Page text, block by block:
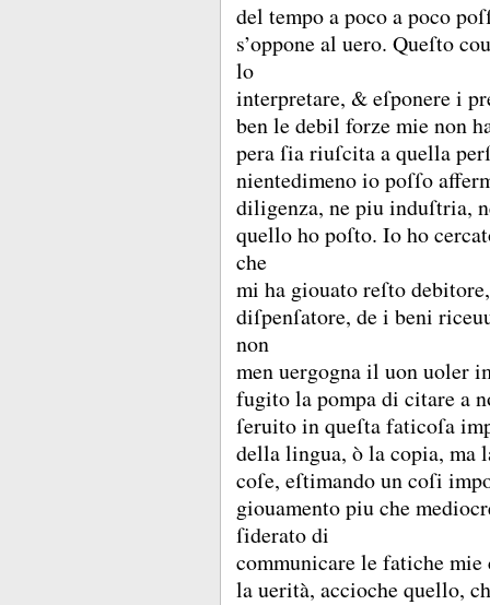
del tempo a poco a poco
s’oppone al uero. Queſto
lo
interpretare, &eſponere i
ben le debil forze mie non
pera ſia riuſcita a quella
nientedimeno io poſſo
diligenza, ne piu induſtria,
quello ho poſto. Io ho
che
mi ha giouato reſto
diſpenſatore, de i beni
non
men uergogna il uon uoler
fugito la pompa di citare a
ſeruito in queſta faticoſa
della lingua, ò la copia, ma
coſe, eſtimando un coſi
giouamento piu che
ſiderato di
communicare le fatiche
la uerità, accioche quello,